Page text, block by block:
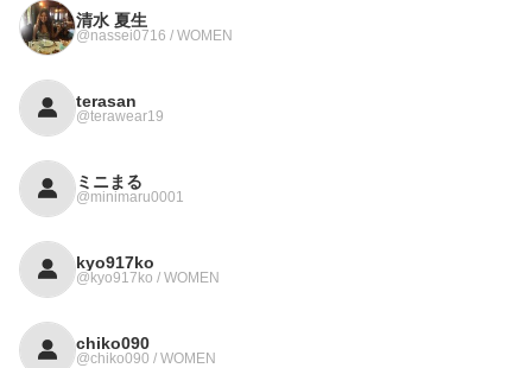
清水 夏生
@nassei0716 / WOMEN
terasan
@terawear19
ミニまる
@minimaru0001
kyo917ko
@kyo917ko / WOMEN
chiko090
@chiko090 / WOMEN